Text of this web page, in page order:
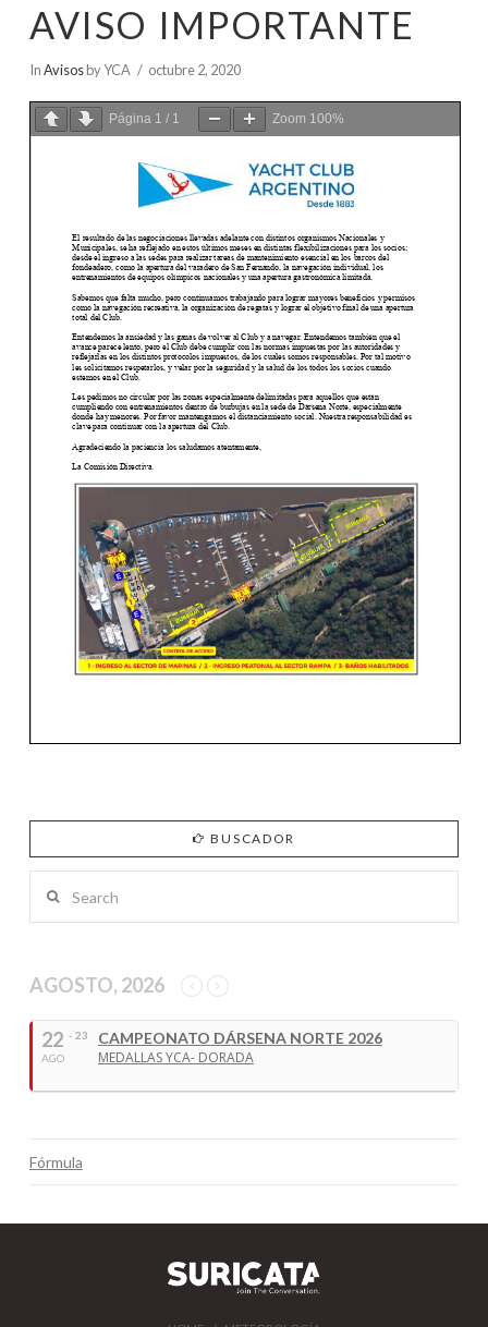
AVISO IMPORTANTE
InAvisosby YCA octubre 2, 2020
Página 1 / 1 Zoom 100%
BUSCADOR
AGOSTO, 2026
22
AGO
- 23
CAMPEONATO DÁRSENA NORTE 2026
MEDALLAS YCA- DORADA
Fórmula